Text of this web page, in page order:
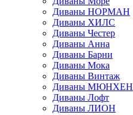
Диваны НОРМАН
Диваны ХИЛС
Диваны Честер
Диваны Анна
Диваны Барни
Диваны Мока
Диваны Винтаж
Диваны МЮНХЕН
Диваны Лофт
Диваны ЛИОН